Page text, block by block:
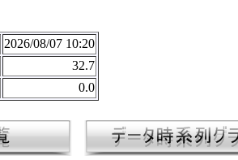
2026/08/07 10:20
32.7
0.0